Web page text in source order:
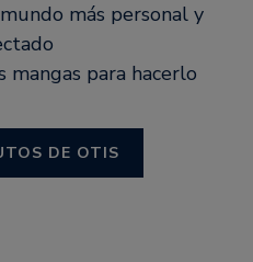
más personal y
mangas para hacerlo
DE OTIS